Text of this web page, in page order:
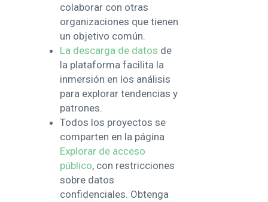
colaborar con otras
organizaciones que tienen
un objetivo común.
La descarga de datos de
la plataforma facilita la
inmersión en los análisis
para explorar tendencias y
patrones.
Todos los proyectos se
comparten en la página
Explorar de acceso
público, con restricciones
sobre datos
confidenciales. Obtenga